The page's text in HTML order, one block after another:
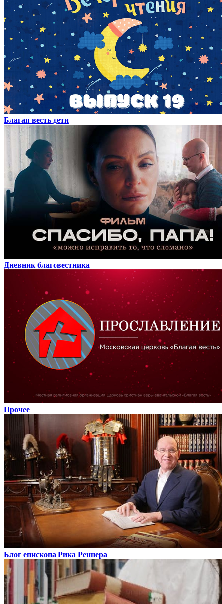
Благая весть дети
Дневник благовестника
Прочее
Блог епископа Рика Реннера